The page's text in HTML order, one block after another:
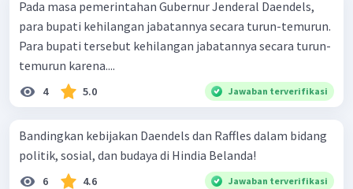
Pada masa pemerintahan Gubernur Jenderal Daendels,
para bupati kehilangan jabatannya secara turun-temurun.
Para bupati tersebut kehilangan jabatannya secara turun-
temurun karena....
4 5.0 Jawaban terverifikasi
Bandingkan kebijakan Daendels dan Raffles dalam bidang
politik, sosial, dan budaya di Hindia Belanda!
6 4.6 Jawaban terverifikasi